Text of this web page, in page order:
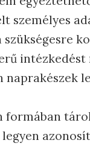
személyes
naprakészek
formában